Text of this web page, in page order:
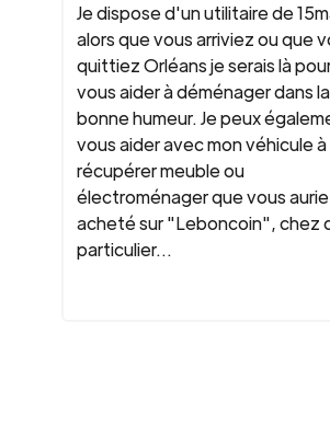
Je dispose d'un utilitaire de
alors que vous arriviez ou que
quittiez Orléans je serais là
vous aider à déménager dans la
bonne humeur. Je peux
vous aider avec mon véhicule à
récupérer meuble ou
électroménager que vous
acheté sur "Leboncoin", chez
particulier...